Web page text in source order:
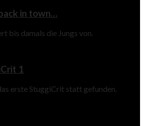
in town…
bis damals die Jungs von.
1
erste StuggiCrit statt gefunden.